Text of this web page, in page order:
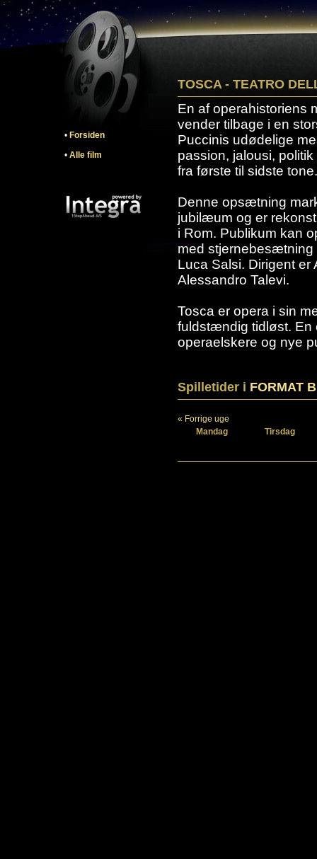
• Forsiden
• Alle film
TOSCA - TEATRO
En af operahistoriens
vender tilbage i en
Puccinis udødelige
passion, jalousi,
fra første til sidste tone.
Denne opsætning
jubilæum og er
i Rom. Publikum kan
med stjernebesætning
Luca Salsi. Dirigent er
Alessandro Talevi.
Tosca er opera i sin
fuldstændig tidløst. En
operaelskere og nye
Spilletider i FORMAT
« Forrige uge
Mandag
Tirsdag